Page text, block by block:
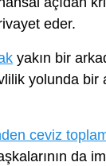
eder.
yakın bir
yolunda bir
ceviz
da